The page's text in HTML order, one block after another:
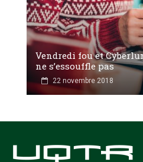
Vendredi fou et
ne s’essouffle pas
22 novembre 2018